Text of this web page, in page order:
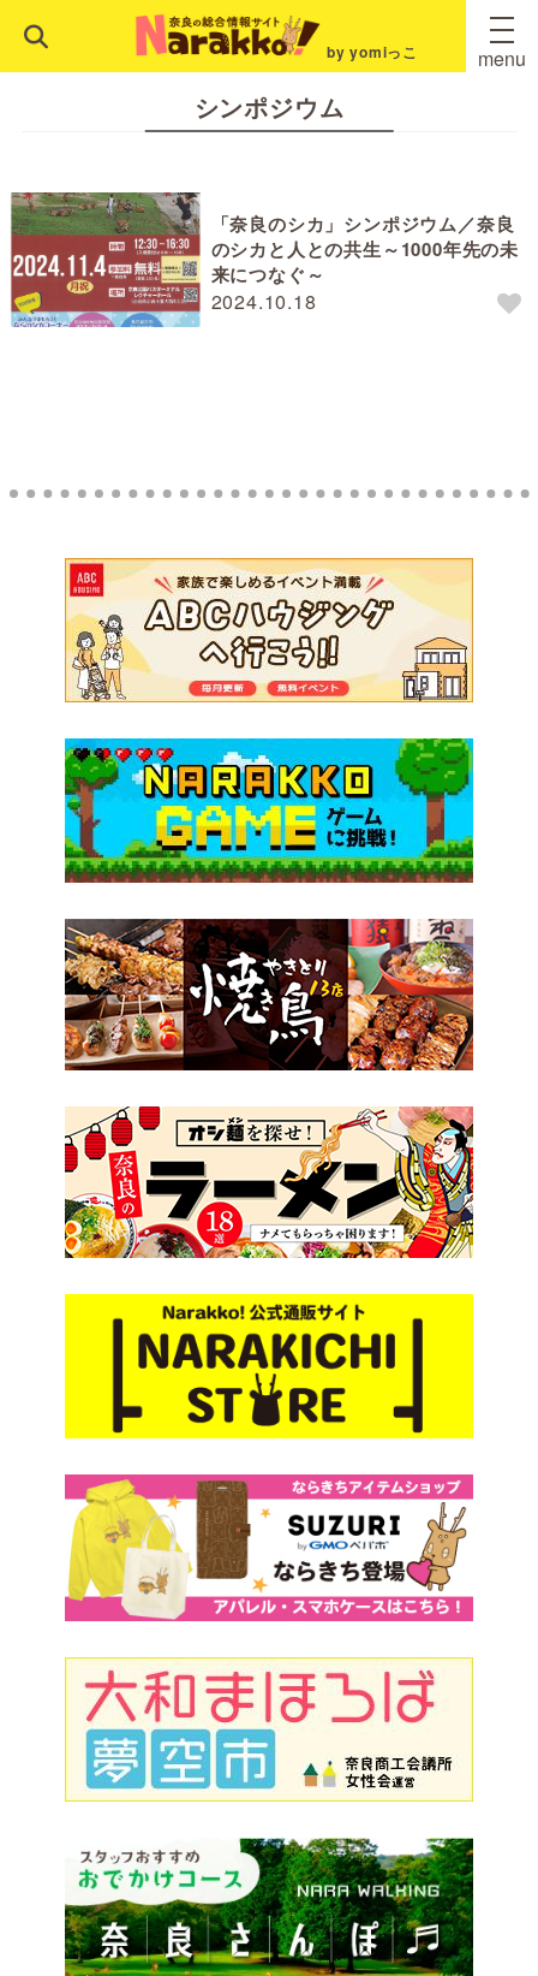
by yomiっこ menu
シンポジウム
2024.10.18
「奈良のシカ」シンポジウム／奈良
のシカと人との共生～1000年先の未
来につなぐ～